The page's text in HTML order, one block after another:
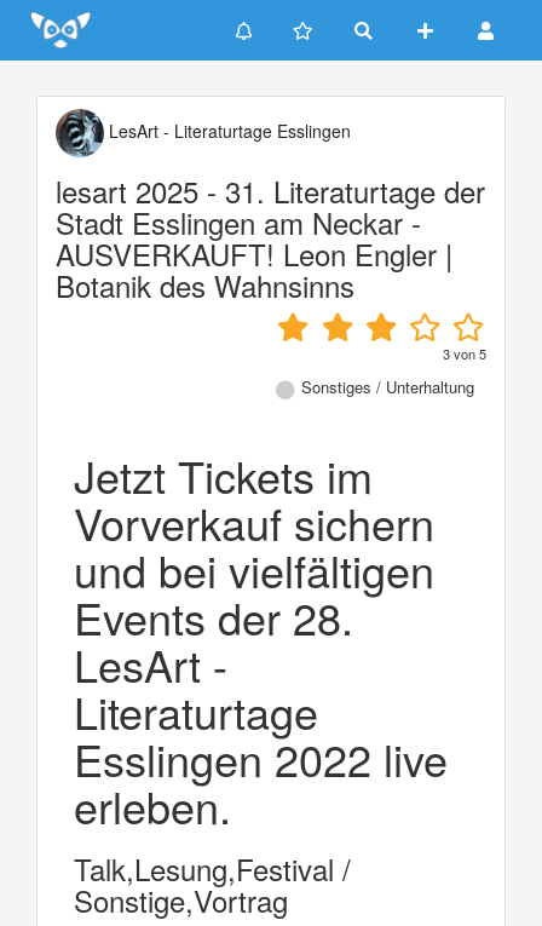
Update cookies preferences
LesArt - Literaturtage Esslingen
lesart 2025 - 31. Literaturtage der
Stadt Esslingen am Neckar -
AUSVERKAUFT! Leon Engler |
Botanik des Wahnsinns
3von5
Sonstiges / Unterhaltung
Jetzt Tickets im
Vorverkauf sichern
und bei vielfältigen
Events der 28.
LesArt -
Literaturtage
Esslingen 2022 live
erleben.
Talk,Lesung,Festival /
Sonstige,Vortrag